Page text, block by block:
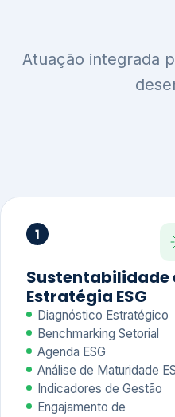
Atuação integrada
1
Sustentabilidade
Estratégia ESG
Diagnóstico Estratégico
Benchmarking Setorial
Agenda ESG
Análise de Maturidade
Indicadores de Gestão
Engajamento de